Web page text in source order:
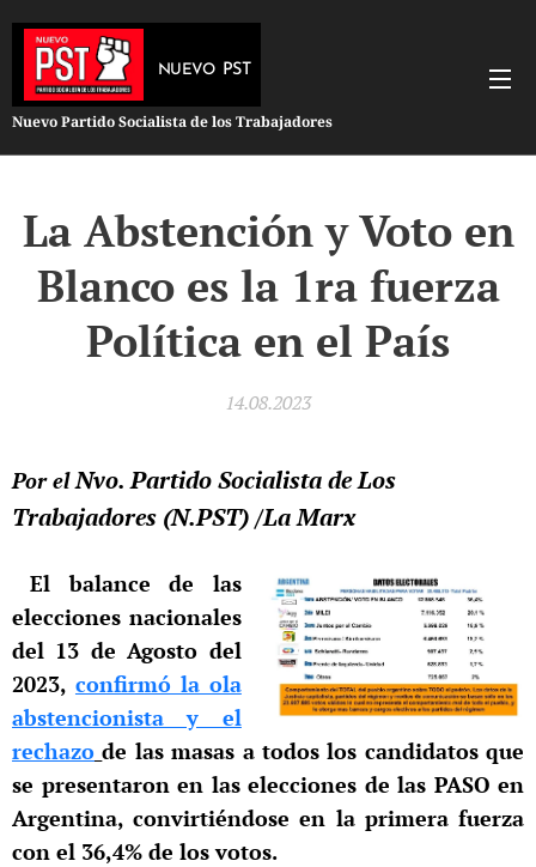
NUEVO PST
Nuevo Partido Socialista de los Trabajadores
La Abstención y Voto en
Blanco es la 1ra fuerza
Política en el País
14.08.2023
Por elNvo. Partido Socialista de Los
Trabajadores (N.PST) /La Marx
El balance de las
elecciones nacionales
del 13 de Agosto del
2023, confirmó la ola
abstencionista y el
rechazo de las masas a todos los candidatos que
se presentaron en las elecciones de las PASO en
Argentina, convirtiéndose en la primera fuerza
con el 36,4% de los votos.